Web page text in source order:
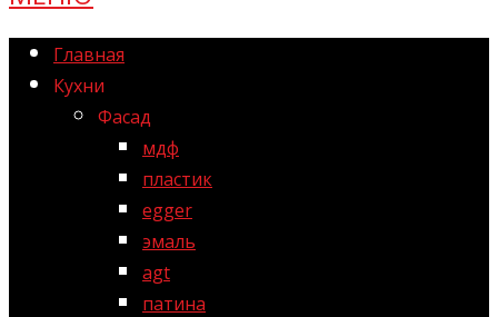
Главная
Кухни
Фасад
мдф
пластик
egger
эмаль
agt
патина